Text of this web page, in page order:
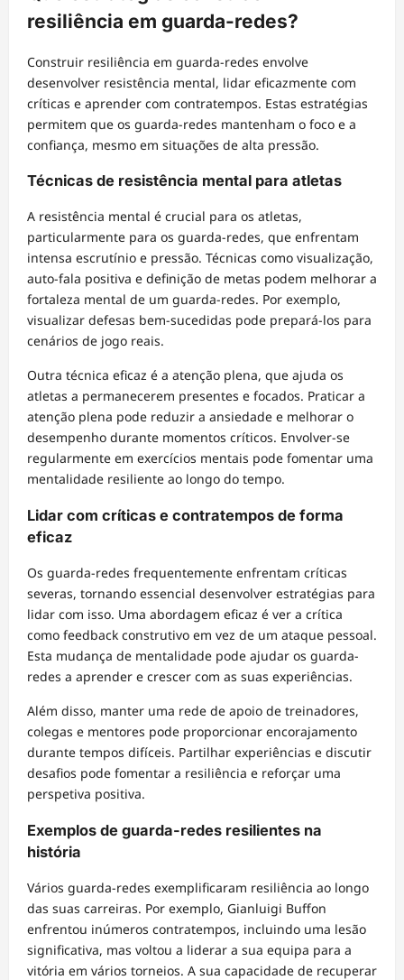
resiliência em guarda-redes?
Construir resiliência em guarda-redes envolve
desenvolver resistência mental, lidar eficazmente com
críticas e aprender com contratempos. Estas estratégias
permitem que os guarda-redes mantenham o foco e a
confiança, mesmo em situações de alta pressão.
Técnicas de resistência mental para atletas
A resistência mental é crucial para os atletas,
particularmente para os guarda-redes, que enfrentam
intensa escrutínio e pressão. Técnicas como visualização,
auto-fala positiva e definição de metas podem melhorar a
fortaleza mental de um guarda-redes. Por exemplo,
visualizar defesas bem-sucedidas pode prepará-los para
cenários de jogo reais.
Outra técnica eficaz é a atenção plena, que ajuda os
atletas a permanecerem presentes e focados. Praticar a
atenção plena pode reduzir a ansiedade e melhorar o
desempenho durante momentos críticos. Envolver-se
regularmente em exercícios mentais pode fomentar uma
mentalidade resiliente ao longo do tempo.
Lidar com críticas e contratempos de forma
eficaz
Os guarda-redes frequentemente enfrentam críticas
severas, tornando essencial desenvolver estratégias para
lidar com isso. Uma abordagem eficaz é ver a crítica
como feedback construtivo em vez de um ataque pessoal.
Esta mudança de mentalidade pode ajudar os guarda-
redes a aprender e crescer com as suas experiências.
Além disso, manter uma rede de apoio de treinadores,
colegas e mentores pode proporcionar encorajamento
durante tempos difíceis. Partilhar experiências e discutir
desafios pode fomentar a resiliência e reforçar uma
perspetiva positiva.
Exemplos de guarda-redes resilientes na
história
Vários guarda-redes exemplificaram resiliência ao longo
das suas carreiras. Por exemplo, Gianluigi Buffon
enfrentou inúmeros contratempos, incluindo uma lesão
significativa, mas voltou a liderar a sua equipa para a
vitória em vários torneios. A sua capacidade de recuperar